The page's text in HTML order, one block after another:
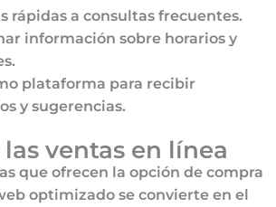
rápidas a consultas frecuentes.
información sobre horarios y
plataforma para recibir
y sugerencias.
ventas en línea
que ofrecen la opción de compra
optimizado se convierte en el